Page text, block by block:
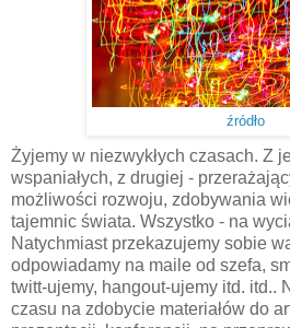
źródło
Żyjemy w niezwykłych czasach. Z
wspaniałych, z drugiej -
możliwości rozwoju, zdobywania
tajemnic świata. Wszystko - na
Natychmiast przekazujemy sobie
odpowiadamy na maile od szefa,
twitt-ujemy, hangout-ujemy itd. itd..
czasu na zdobycie materiałów do